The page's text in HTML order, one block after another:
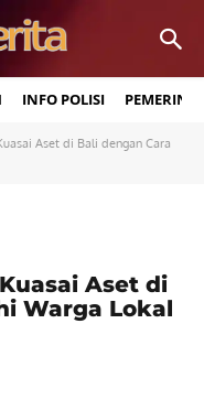
INFO POLISI
Aset di Bali dengan Cara
Aset di
Warga Lokal